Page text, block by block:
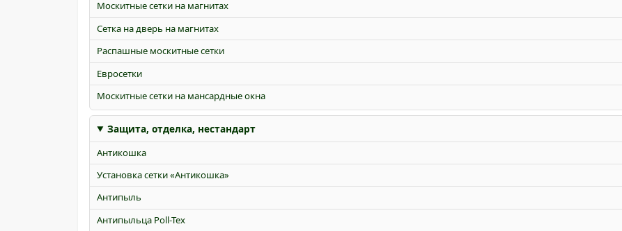
Москитные сетки на магнитах
Сетка на дверь на магнитах
Распашные москитные сетки
Евросетки
Москитные сетки на мансардные окна
Защита, отделка, нестандарт
Антикошка
Установка сетки «Антикошка»
Антипыль
Антипыльца Poll-Tex